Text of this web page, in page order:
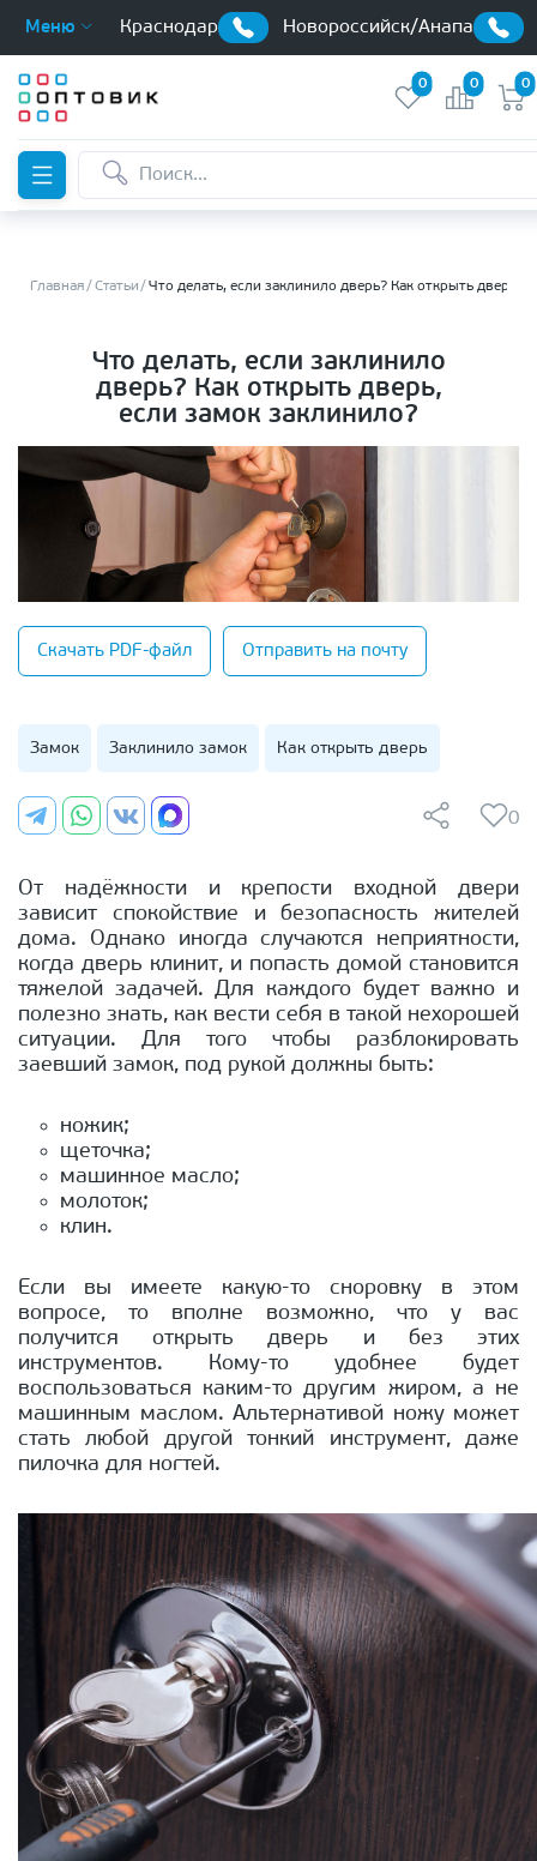
Меню Краснодар Новороссийск/Анапа
0 0 0
Главная Статьи Что делать, если заклинило дверь? Как открыть дверь,
Что делать, если заклинило
дверь? Как открыть дверь,
если замок заклинило?
Скачать PDF-файл Отправить на почту
Замок Заклинило замок Как открыть дверь
0
От надёжности и крепости входной двери
зависит спокойствие и безопасность жителей
дома. Однако иногда случаются неприятности,
когда дверь клинит, и попасть домой становится
тяжелой задачей. Для каждого будет важно и
полезно знать, как вести себя в такой нехорошей
ситуации. Для того чтобы разблокировать
заевший замок, под рукой должны быть:
ножик;
щеточка;
машинное масло;
молоток;
клин.
Если вы имеете какую-то сноровку в этом
вопросе, то вполне возможно, что у вас
получится открыть дверь и без этих
инструментов. Кому-то удобнее будет
воспользоваться каким-то другим жиром, а не
машинным маслом. Альтернативой ножу может
стать любой другой тонкий инструмент, даже
пилочка для ногтей.